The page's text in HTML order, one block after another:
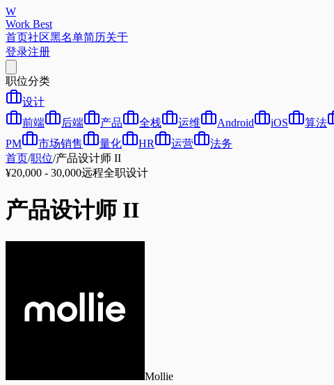
W
Work Best
首页社区黑名单简历关于
登录注册
职位分类
设计
前端
后端 产品 全栈 运维 Android iOS 算法
PM
市场销售 量化 HR 运营
法务
首页/职位/产品设计师 II
¥20,000 - 30,000远程全职设计
产品设计师 II
Mollie